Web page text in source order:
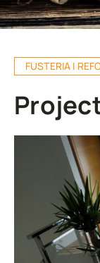
FUSTERIA I